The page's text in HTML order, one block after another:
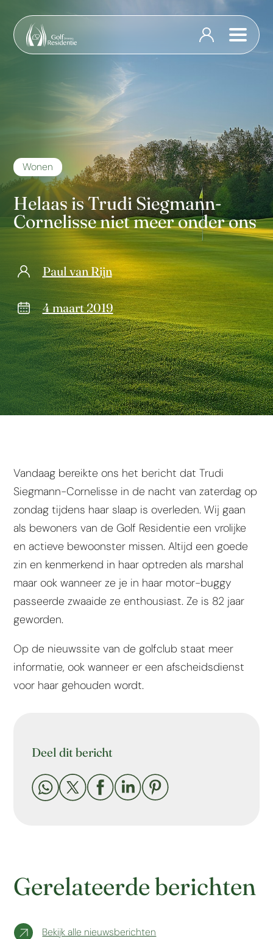
Wonen
Helaas is Trudi Siegmann-
Cornelisse niet meer onder ons
Paul van Rijn
4 maart 2019
Vandaag bereikte ons het bericht dat Trudi
Siegmann-Cornelisse in de nacht van zaterdag op
zondag tijdens haar slaap is overleden. Wij gaan
als bewoners van de Golf Residentie een vrolijke
en actieve bewoonster missen. Altijd een goede
zin en kenmerkend in haar optreden als marshal
maar ook wanneer ze je in haar motor-buggy
passeerde zwaaide ze enthousiast. Ze is 82 jaar
geworden.
Op de nieuwssite van de golfclub staat meer
informatie, ook wanneer er een afscheidsdienst
voor haar gehouden wordt.
Deel dit bericht
    
Gerelateerde berichten
Bekijk alle nieuwsberichten